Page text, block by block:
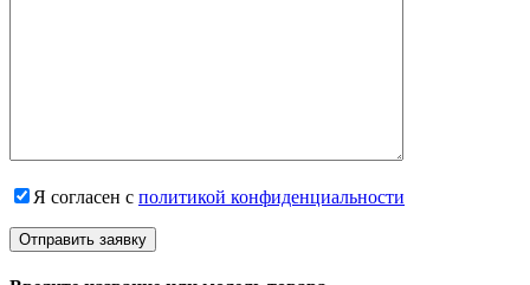
Я согласен с политикой конфиденциальности